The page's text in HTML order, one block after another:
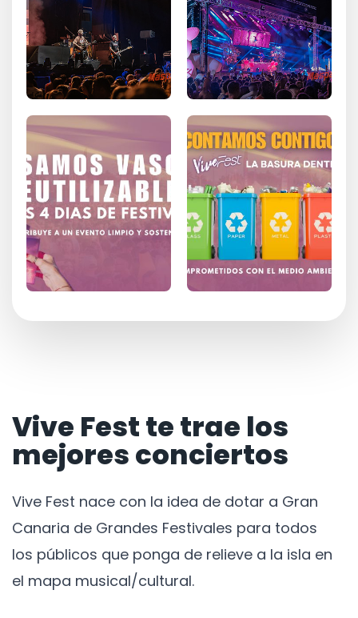
Vive Fest te trae los
mejores conciertos
Vive Fest nace con la idea de dotar a Gran
Canaria de Grandes Festivales para todos
los públicos que ponga de relieve a la isla en
el mapa musical/cultural.